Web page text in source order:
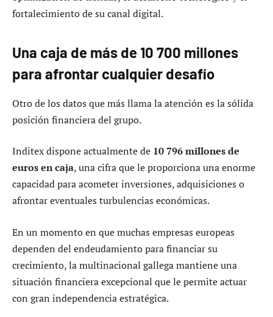
fortalecimiento de su canal digital.
Una caja de más de 10 700 millones
para afrontar cualquier desafío
Otro de los datos que más llama la atención es la sólida
posición financiera del grupo.
Inditex dispone actualmente de 10 796 millones de
euros en caja, una cifra que le proporciona una enorme
capacidad para acometer inversiones, adquisiciones o
afrontar eventuales turbulencias económicas.
En un momento en que muchas empresas europeas
dependen del endeudamiento para financiar su
crecimiento, la multinacional gallega mantiene una
situación financiera excepcional que le permite actuar
con gran independencia estratégica.